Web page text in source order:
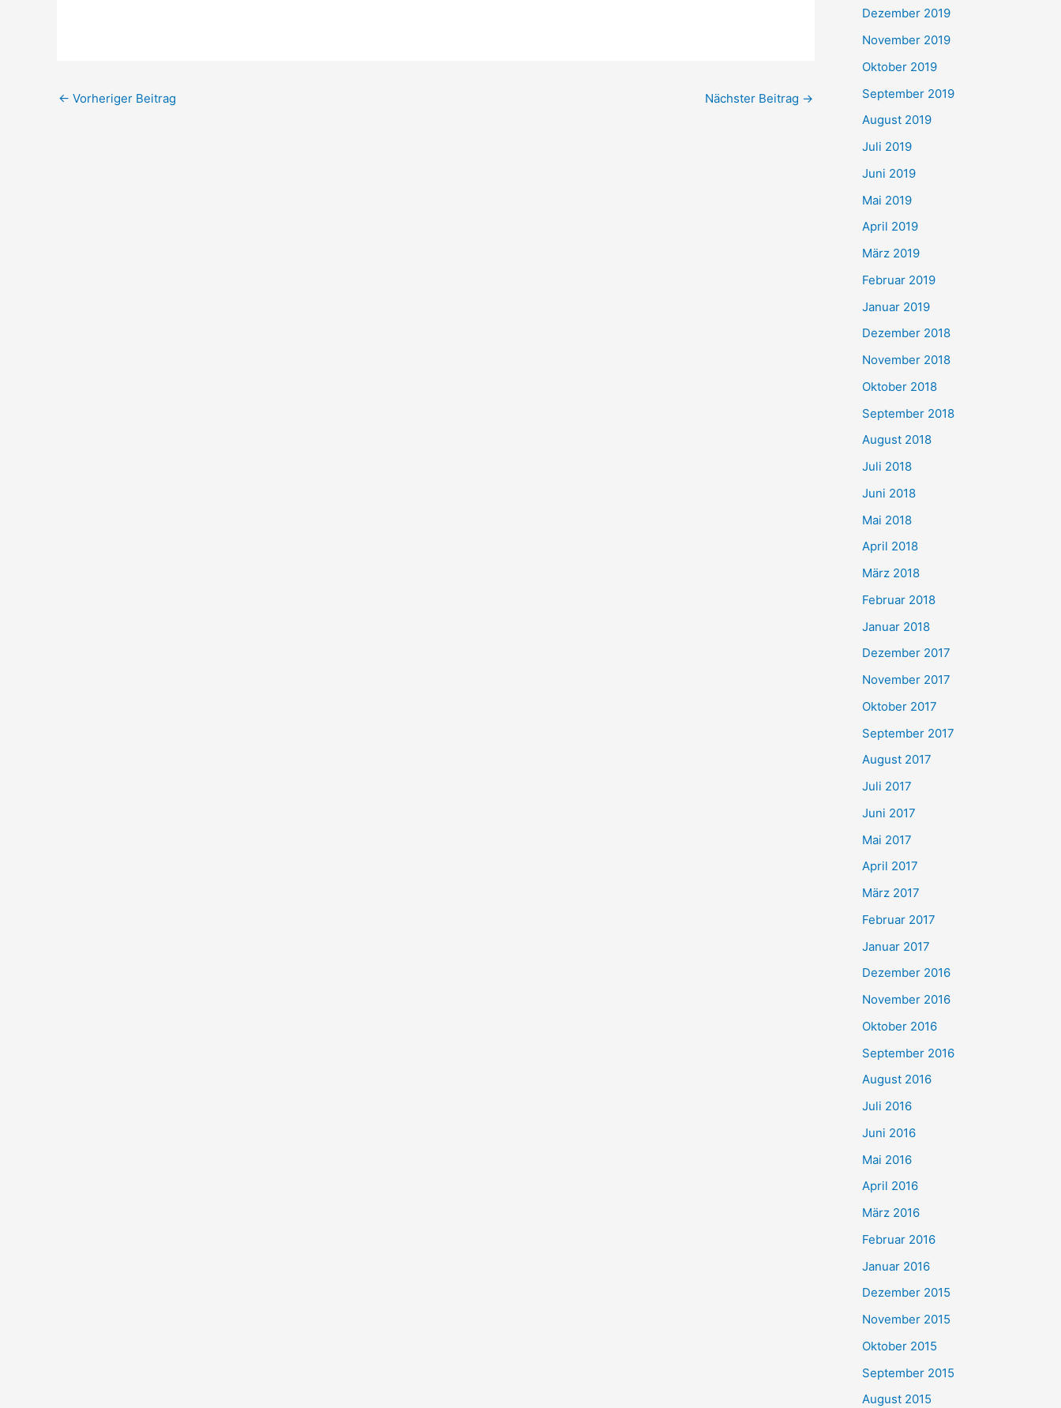
← Vorheriger Beitrag Nächster Beitrag →
Dezember 2019
November 2019
Oktober 2019
September 2019
August 2019
Juli 2019
Juni 2019
Mai 2019
April 2019
März 2019
Februar 2019
Januar 2019
Dezember 2018
November 2018
Oktober 2018
September 2018
August 2018
Juli 2018
Juni 2018
Mai 2018
April 2018
März 2018
Februar 2018
Januar 2018
Dezember 2017
November 2017
Oktober 2017
September 2017
August 2017
Juli 2017
Juni 2017
Mai 2017
April 2017
März 2017
Februar 2017
Januar 2017
Dezember 2016
November 2016
Oktober 2016
September 2016
August 2016
Juli 2016
Juni 2016
Mai 2016
April 2016
März 2016
Februar 2016
Januar 2016
Dezember 2015
November 2015
Oktober 2015
September 2015
August 2015